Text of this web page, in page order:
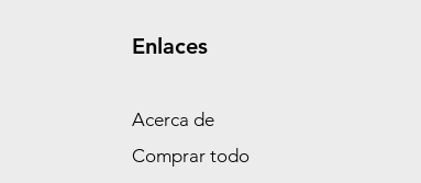
Enlaces
Acerca de
Comprar todo